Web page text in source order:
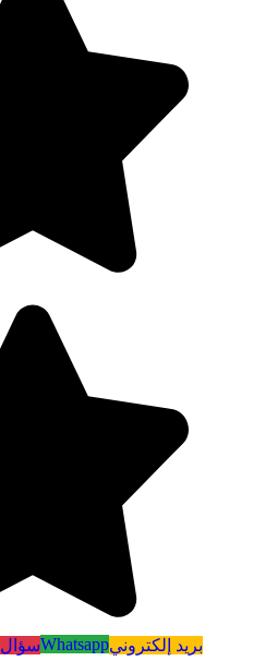
بريد إلكترونيWhatsappسؤال